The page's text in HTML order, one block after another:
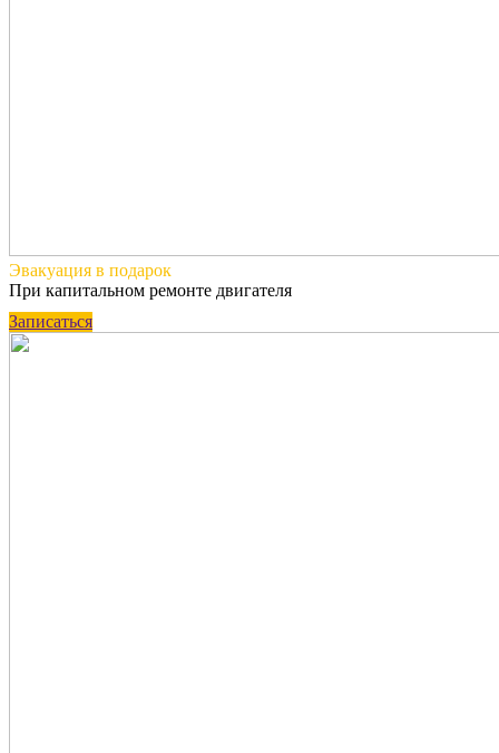
Эвакуация в подарок
При капитальном ремонте двигателя
Записаться